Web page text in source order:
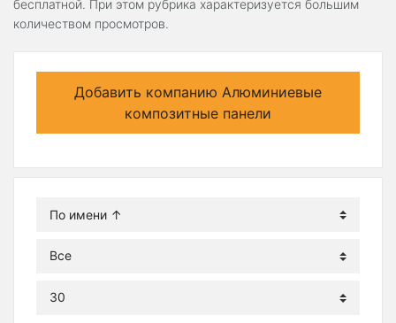
бесплатной. При этом рубрика характеризуется большим
количеством просмотров.
Добавить компанию Алюминиевые
композитные панели